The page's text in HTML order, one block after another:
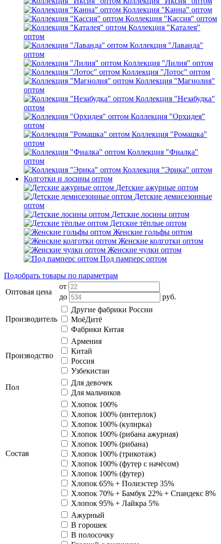
Коллекция "Канна" оптом
Коллекция "Кассия" оптом
Коллекция "Каталея"
оптом
Коллекция "Лаванда"
оптом
Коллекция "Лилия" оптом
Коллекция "Лотос" оптом
Коллекция "Магнолия"
оптом
Коллекция "Незабудка"
оптом
Коллекция "Орхидея"
оптом
Коллекция "Ромашка"
оптом
Коллекция "Фиалка"
оптом
Коллекция "Эрика" оптом
Колготки и лосины оптом
Детские ажурные оптом
Детские демисезонные
оптом
Детские лосины оптом
Детские тёплые оптом
Женские гольфы оптом
Женские колготки оптом
Женские чулки оптом
Под памперс оптом
Подобрать товары по параметрам
Оптовая цена
от
до
руб.
Производитель
Другие фабрики России
МоёДитё
Фабрики Китая
Производство
Армения
Китай
Россия
Узбекистан
Пол
Для девочек
Для мальчиков
Состав
Хлопок 100%
Хлопок 100% (интерлок)
Хлопок 100% (кулирка)
Хлопок 100% (рибана ажурная)
Хлопок 100% (рибана)
Хлопок 100% (трикотаж)
Хлопок 100% (футер с начёсом)
Хлопок 100% (футер)
Хлопок 65% + Полиэстер 35%
Хлопок 70% + Бамбук 22% + Спандекс 8%
Хлопок 95% + Лайкра 5%
Ажурный
В горошек
В полосочку